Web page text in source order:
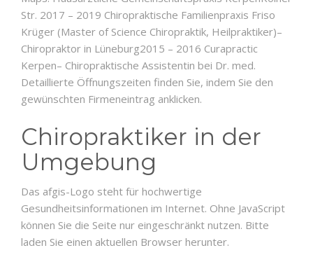
Str. 2017 – 2019 Chiropraktische Familienpraxis Friso
Krüger (Master of Science Chiropraktik, Heilpraktiker)–
Chiropraktor in Lüneburg2015 – 2016 Curapractic
Kerpen– Chiropraktische Assistentin bei Dr. med.
Detaillierte Öffnungszeiten finden Sie, indem Sie den
gewünschten Firmeneintrag anklicken.
Chiropraktiker in der
Umgebung
Das afgis-Logo steht für hochwertige
Gesundheitsinformationen im Internet. Ohne JavaScript
können Sie die Seite nur eingeschränkt nutzen. Bitte
laden Sie einen aktuellen Browser herunter.